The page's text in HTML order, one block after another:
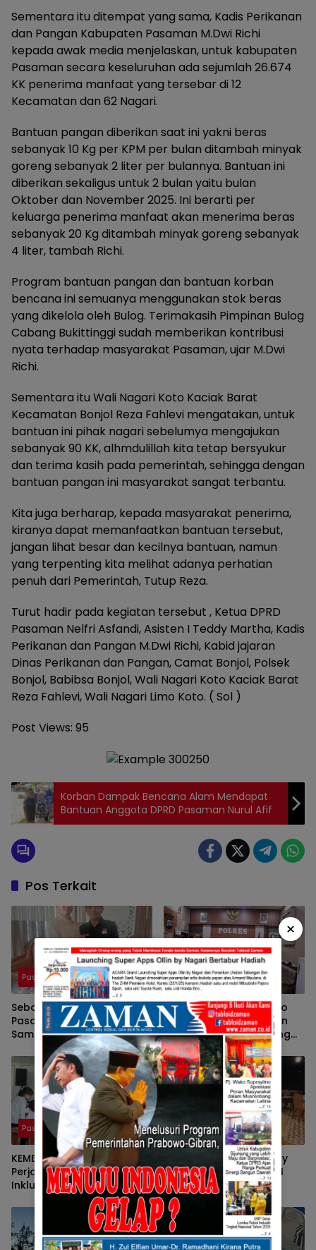
Sementara itu ditempat yang sama, Kadis Perikanan
dan Pangan Kabupaten Pasaman M.Dwi Richi
kepada awak media menjelaskan, untuk kabupaten
Pasaman secara keseluruhan ada sejumlah 26.674
KK penerima manfaat yang tersebar di 12
Kecamatan dan 62 Nagari.
Bantuan pangan diberikan saat ini yakni beras
sebanyak 10 Kg per KPM per bulan ditambah minyak
goreng sebanyak 2 liter per bulannya. Bantuan ini
diberikan sekaligus untuk 2 bulan yaitu bulan
Oktober dan November 2025. Ini berarti per
keluarga penerima manfaat akan menerima beras
sebanyak 20 Kg ditambah minyak goreng sebanyak
4 liter, tambah Richi.
Program bantuan pangan dan bantuan korban
bencana ini semuanya menggunakan stok beras
yang dikelola oleh Bulog. Terimakasih Pimpinan Bulog
Cabang Bukittinggi sudah memberikan kontribusi
nyata terhadap masyarakat Pasaman, ujar M.Dwi
Richi.
Sementara itu Wali Nagari Koto Kaciak Barat
Kecamatan Bonjol Reza Fahlevi mengatakan, untuk
bantuan ini pihak nagari sebelumya mengajukan
sebanyak 90 KK, alhmdulillah kita tetap bersyukur
dan terima kasih pada pemerintah, sehingga dengan
bantuan pangan ini masyarakat sangat terbantu.
Kita juga berharap, kepada masyarakat penerima,
kiranya dapat memanfaatkan bantuan tersebut,
jangan lihat besar dan kecilnya bantuan, namun
yang terpenting kita melihat adanya perhatian
penuh dari Pemerintah, Tutup Reza.
Turut hadir pada kegiatan tersebut , Ketua DPRD
Pasaman Nelfri Asfandi, Asisten I Teddy Martha, Kadis
Perikanan dan Pangan M.Dwi Richi, Kabid jajaran
Dinas Perikanan dan Pangan, Camat Bonjol, Polsek
Bonjol, Babibsa Bonjol, Wali Nagari Koto Kaciak Barat
Reza Fahlevi, Wali Nagari Limo Koto. ( Sol )
Post Views: 95
Korban Dampak Bencana Alam Mendapat
Bantuan Anggota DPRD Pasaman Nurul Afif
Pos Terkait
Pasaman
Sebagai Ketua DPRD
Pasaman, Nelfri Asfandi
Sambut Hangat
Kedatangan Pers Bersatu
Tuah Saiyo.
Pasaman
Pers Bersatu Tuah Saiyo
Bersilahturahmi Dengan
Kapolres Pasaman Yang
Baru.
Pasaman
KEMBALINYA SANG MOSES ;
Perjalanan Pendidikan
Inklusif SD Negeri 05 Pauh,
Lubuk Sikaping, Pasaman.
Oleh : Rahmawati Ismar SS
( Guru SDN Pauh , Lubuk
Sikaping, Pasaman.)
Pasaman
Pulang Kampung, Benny
Utama, Anggota DPR RI
Komisi III Sampaikan
Pemahaman Anotasi Pada
Wartawan Di Pasaman
×